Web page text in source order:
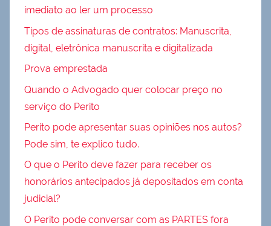
imediato ao ler um processo
Tipos de assinaturas de contratos: Manuscrita,
digital, eletrônica manuscrita e digitalizada
Prova emprestada
Quando o Advogado quer colocar preço no
serviço do Perito
Perito pode apresentar suas opiniões nos autos?
Pode sim, te explico tudo.
O que o Perito deve fazer para receber os
honorários antecipados já depositados em conta
judicial?
O Perito pode conversar com as PARTES fora